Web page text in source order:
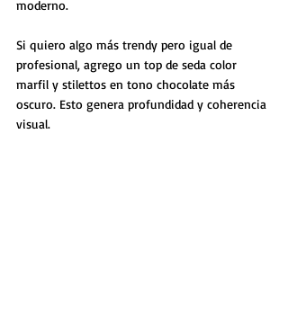
moderno.
Si quiero algo más trendy pero igual de
profesional, agrego un top de seda color
marfil y stilettos en tono chocolate más
oscuro. Esto genera profundidad y coherencia
visual.